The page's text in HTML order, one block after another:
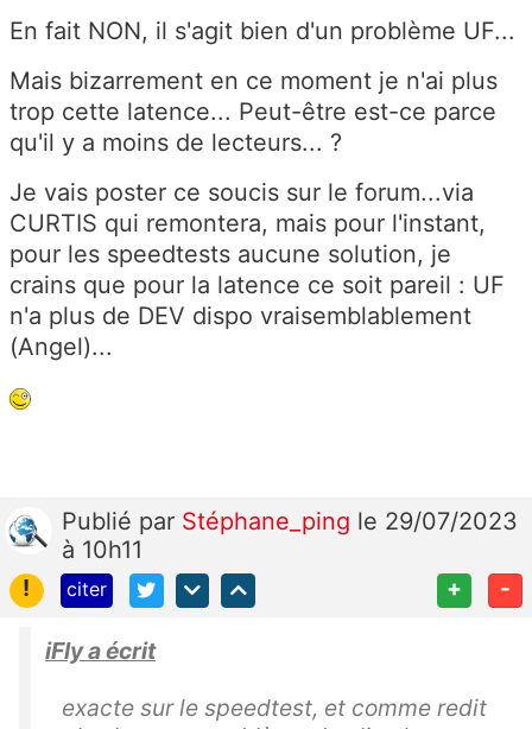
En fait NON, il s'agit bien d'un problème UF...
Mais bizarrement en ce moment je n'ai plus
trop cette latence... Peut-être est-ce parce
qu'il y a moins de lecteurs... ?
Je vais poster ce soucis sur le forum...via
CURTIS qui remontera, mais pour l'instant,
pour les speedtests aucune solution, je
crains que pour la latence ce soit pareil : UF
n'a plus de DEV dispo vraisemblablement
(Angel)...
Publié par Stéphane_ping le 29/07/2023
à 10h11
!
citer + -
iFly a écrit
exacte sur le speedtest, et comme redit